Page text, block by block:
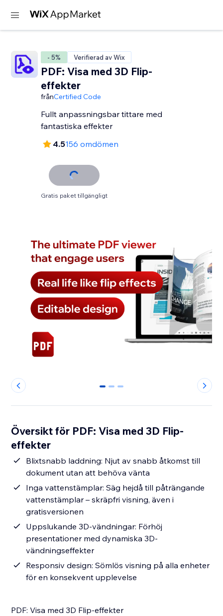
- 5% Verifierad av Wix
PDF: Visa med 3D Flip-
effekter
frånCertified Code
Fullt anpassningsbar tittare med
fantastiska effekter
4.5156 omdömen
Gratis paket tillgängligt
0 1 2
Översikt för PDF: Visa med 3D Flip-
effekter
Blixtsnabb laddning: Njut av snabb åtkomst till
dokument utan att behöva vänta
Inga vattenstämplar: Säg hejdå till påträngande
vattenstämplar – skräpfri visning, även i
gratisversionen
Uppslukande 3D-vändningar: Förhöj
presentationer med dynamiska 3D-
vändningseffekter
Responsiv design: Sömlös visning på alla enheter
för en konsekvent upplevelse
PDF: Visa med 3D Flip-effekter